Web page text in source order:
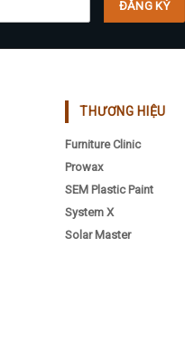
THƯƠNG HIỆU
Furniture Clinic
Prowax
SEM Plastic Paint
System X
Solar Master